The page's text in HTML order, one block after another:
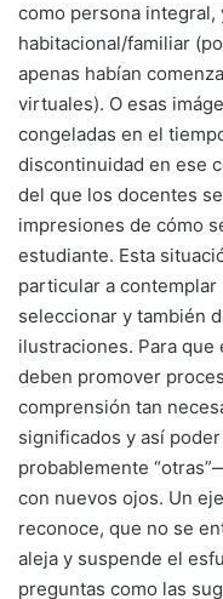
como persona integral,
habitacional/familiar
apenas habían
virtuales). O esas
congeladas en el
discontinuidad en ese
del que los docentes
impresiones de cómo
estudiante. Esta
particular a
seleccionar y también
ilustraciones. Para
deben promover
comprensión tan
significados y así
probablemente
con nuevos ojos. Un
reconoce, que no se
aleja y suspende el
preguntas como las